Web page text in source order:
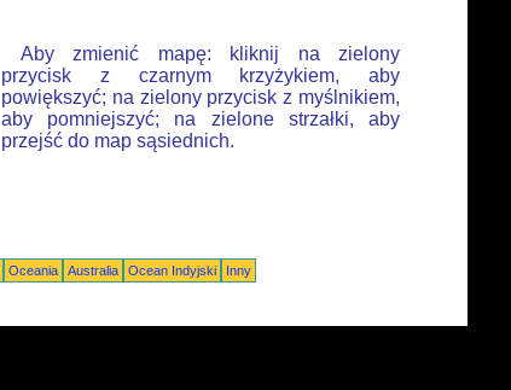
Aby zmienić mapę: kliknij na zielony
przycisk z czarnym krzyżykiem, aby
powiększyć; na zielony przycisk z myślnikiem,
aby pomniejszyć; na zielone strzałki, aby
przejść do map sąsiednich.
Oceania Australia Ocean Indyjski
Inny